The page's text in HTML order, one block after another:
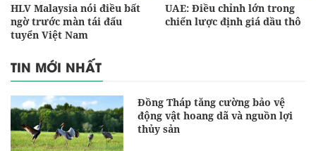
HLV Malaysia nói điều bất
ngờ trước màn tái đấu
tuyển Việt Nam
UAE: Điều chỉnh lớn trong
chiến lược định giá dầu thô
TIN MỚI NHẤT
Đồng Tháp tăng cường bảo vệ
động vật hoang dã và nguồn lợi
thủy sản